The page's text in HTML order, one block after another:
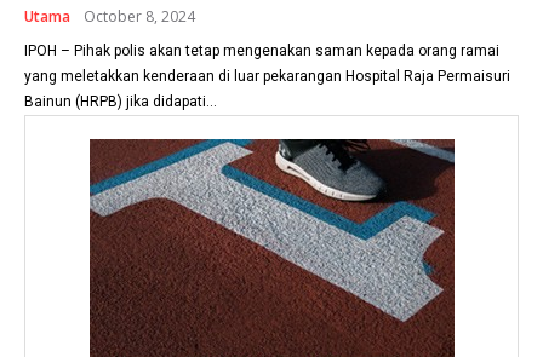
Utama October 8, 2024
IPOH – Pihak polis akan tetap mengenakan saman kepada orang ramai
yang meletakkan kenderaan di luar pekarangan Hospital Raja Permaisuri
Bainun (HRPB) jika didapati...